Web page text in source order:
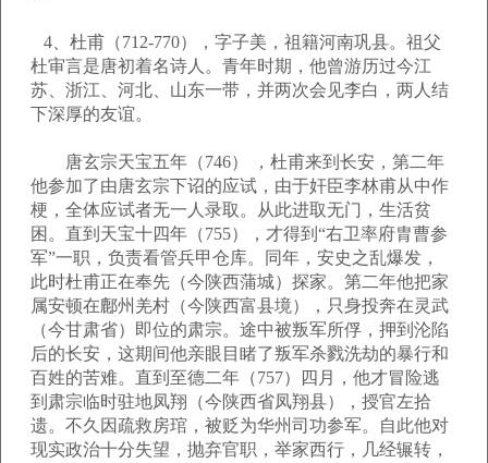
4、杜甫（712-770），字子美，祖籍河南巩县。祖父
杜审言是唐初着名诗人。青年时期，他曾游历过今江
苏、浙江、河北、山东一带，并两次会见李白，两人结
下深厚的友谊。
唐玄宗天宝五年（746） ，杜甫来到长安，第二年
他参加了由唐玄宗下诏的应试，由于奸臣李林甫从中作
梗，全体应试者无一人录取。从此进取无门，生活贫
困。直到天宝十四年（755），才得到“右卫率府胄曹参
军”一职，负责看管兵甲仓库。同年，安史之乱爆发，
此时杜甫正在奉先（今陕西蒲城）探家。第二年他把家
属安顿在鄜州羌村（今陕西富县境），只身投奔在灵武
（今甘肃省）即位的肃宗。途中被叛军所俘，押到沦陷
后的长安，这期间他亲眼目睹了叛军杀戮洗劫的暴行和
百姓的苦难。直到至德二年（757）四月，他才冒险逃
到肃宗临时驻地凤翔（今陕西省凤翔县），授官左拾
遗。不久因疏救房琯，被贬为华州司功参军。自此他对
现实政治十分失望，抛弃官职，举家西行，几经辗转，